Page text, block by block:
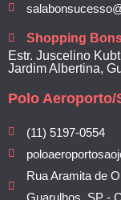
Shopping
Estr. Juscelino
Jardim Albertina,
Polo Aeroporto/
(11) 5197-0554
Rua Aramita de
Guarulhos, SP -